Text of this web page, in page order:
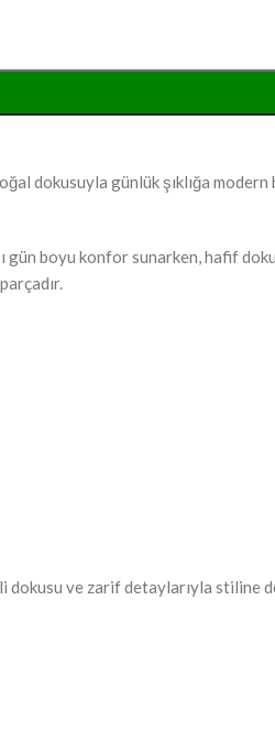
dokusuyla günlük şıklığa
gün boyu konfor sunarken, hafif
dokusu ve zarif detaylarıyla stiline